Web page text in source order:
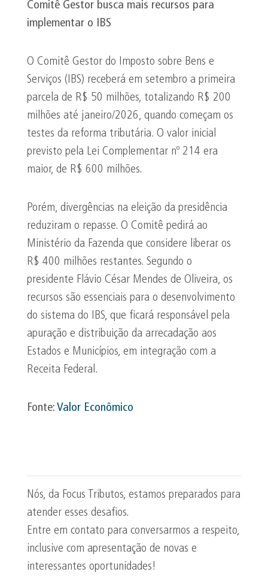
Comitê Gestor busca mais recursos para
implementar o IBS
O Comitê Gestor do Imposto sobre Bens e
Serviços (IBS) receberá em setembro a primeira
parcela de R$ 50 milhões, totalizando R$ 200
milhões até janeiro/2026, quando começam os
testes da reforma tributária. O valor inicial
previsto pela Lei Complementar nº 214 era
maior, de R$ 600 milhões.
Porém, divergências na eleição da presidência
reduziram o repasse. O Comitê pedirá ao
Ministério da Fazenda que considere liberar os
R$ 400 milhões restantes. Segundo o
presidente Flávio César Mendes de Oliveira, os
recursos são essenciais para o desenvolvimento
do sistema do IBS, que ficará responsável pela
apuração e distribuição da arrecadação aos
Estados e Municípios, em integração com a
Receita Federal.
Fonte: Valor Econômico
Nós, da Focus Tributos, estamos preparados para
atender esses desafios.
Entre em contato para conversarmos a respeito,
inclusive com apresentação de novas e
interessantes oportunidades!